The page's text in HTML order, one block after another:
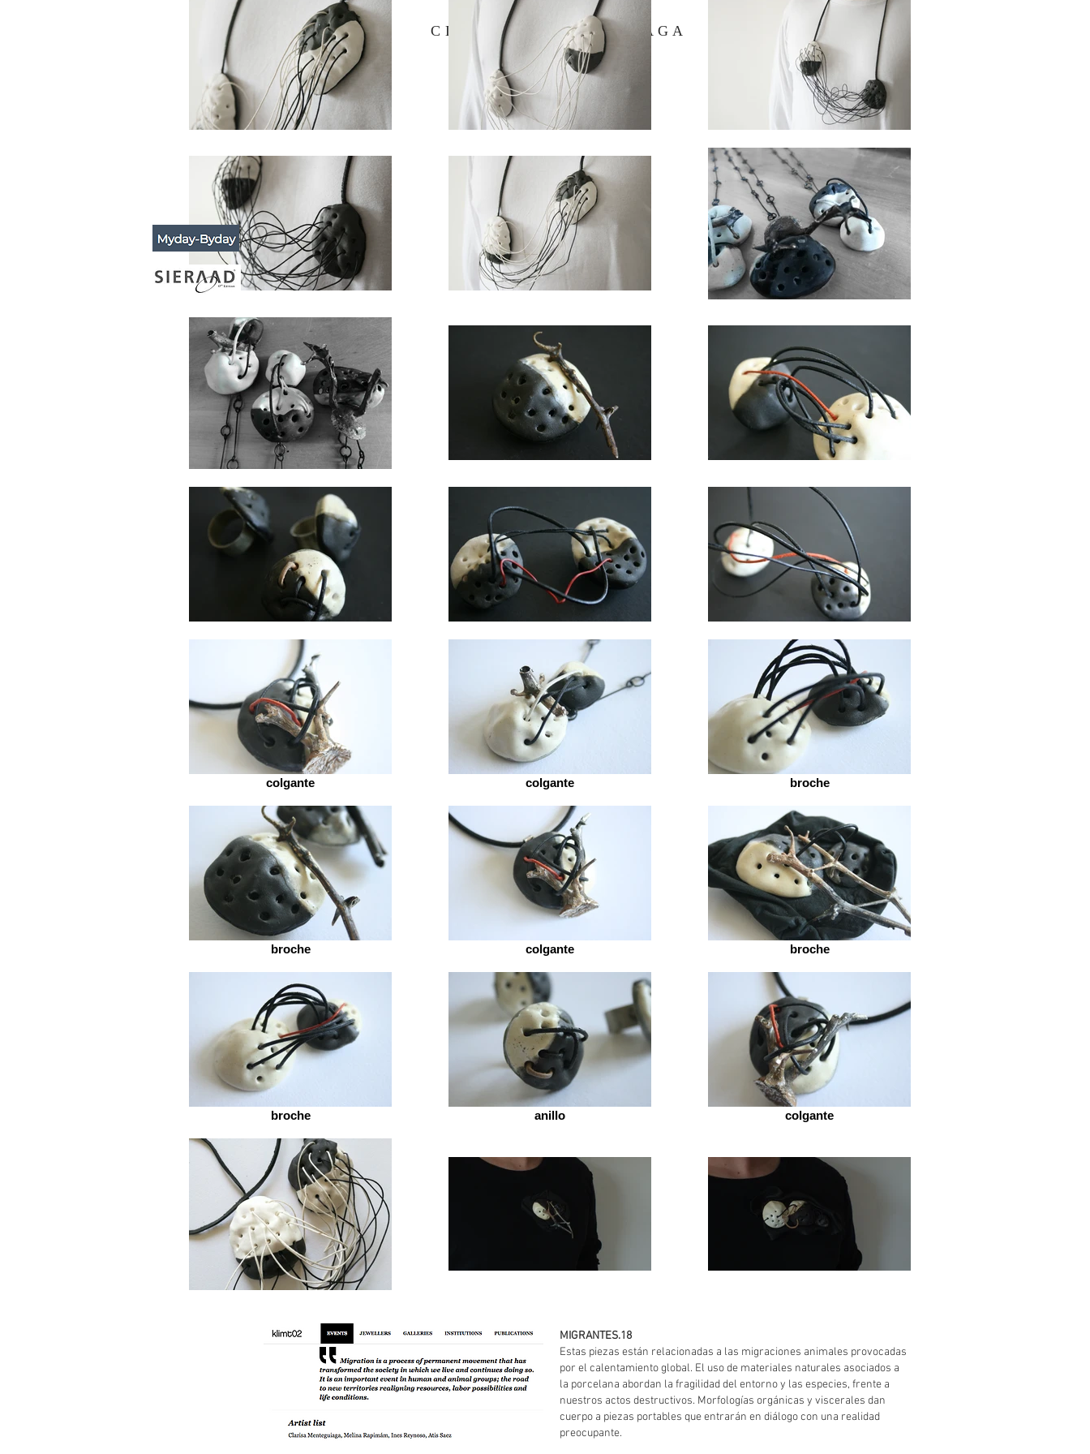
CLARISA MENTEGUIAGA
colgante colgante broche
broche colgante broche
broche anillo colgante
MIGRANTES.18
Estas piezas están relacionadas a las migraciones animales provocadas
por el calentamiento global. El uso de materiales naturales asociados a
la porcelana abordan la fragilidad del entorno y las especies, frente a
nuestros actos destructivos. Morfologías orgánicas y viscerales dan
cuerpo a piezas portables que entrarán en diálogo con una realidad
preocupante.